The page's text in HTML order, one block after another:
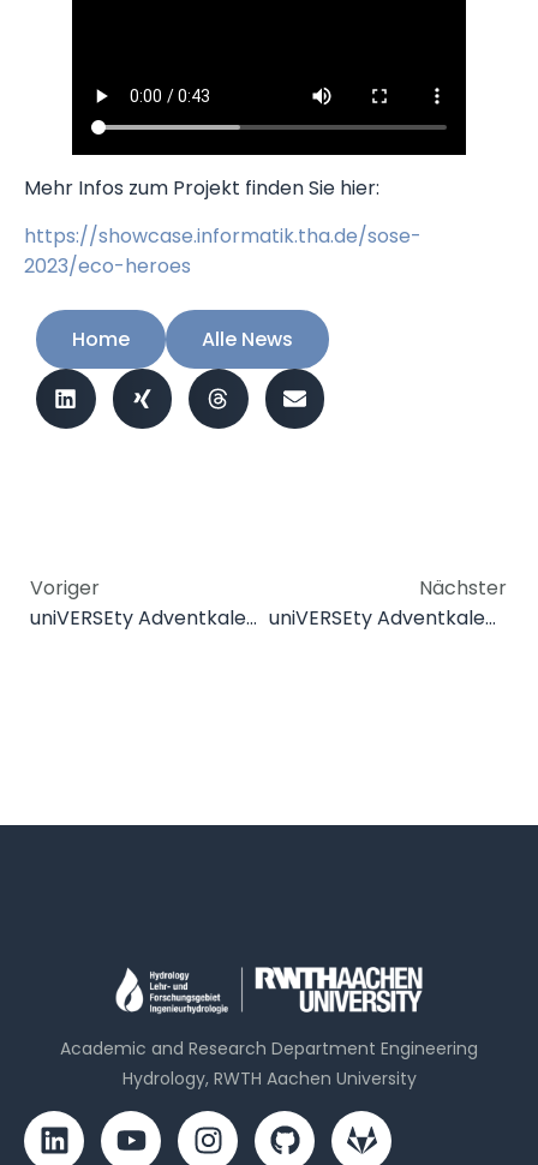
Mehr Infos zum Projekt finden Sie hier:
https://showcase.informatik.tha.de/sose-
2023/eco-heroes
Home Alle News
Voriger
uniVERSEty Adventkalender 2025 – Tag 4
Nächster
uniVERSEty Adventkalender 2025 – Tag 6
Academic and Research Department Engineering
Hydrology, RWTH Aachen University